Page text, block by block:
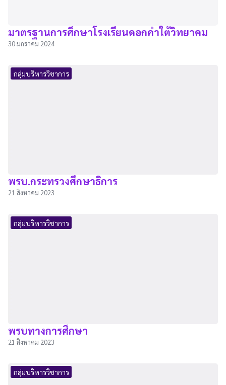
มาตรฐานการศึกษาโรงเรียนดอกคำใต้วิทยาคม
30 มกราคม 2024
กลุ่มบริหารวิชาการ
พรบ.กระทรวงศึกษาธิการ
21 สิงหาคม 2023
กลุ่มบริหารวิชาการ
พรบทางการศึกษา
21 สิงหาคม 2023
กลุ่มบริหารวิชาการ